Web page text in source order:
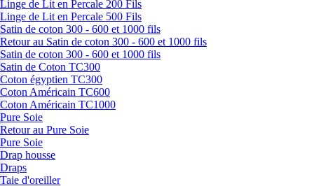
Linge de Lit en Percale 200 Fils
Linge de Lit en Percale 500 Fils
Satin de coton 300 - 600 et 1000 fils
Retour au Satin de coton 300 - 600 et 1000 fils
Satin de coton 300 - 600 et 1000 fils
Satin de Coton TC300
Coton égyptien TC300
Coton Américain TC600
Coton Américain TC1000
Pure Soie
Retour au Pure Soie
Pure Soie
Drap housse
Draps
Taie d'oreiller